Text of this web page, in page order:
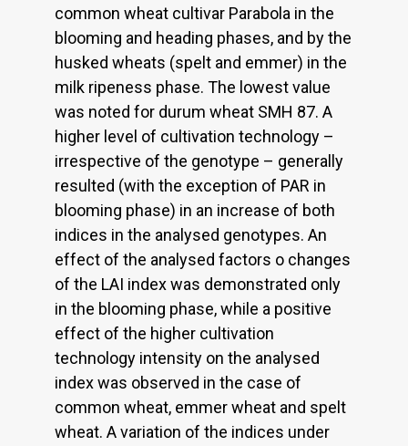
common wheat cultivar Parabola in the
blooming and heading phases, and by the
husked wheats (spelt and emmer) in the
milk ripeness phase. The lowest value
was noted for durum wheat SMH 87. A
higher level of cultivation technology –
irrespective of the genotype – generally
resulted (with the exception of PAR in
blooming phase) in an increase of both
indices in the analysed genotypes. An
effect of the analysed factors o changes
of the LAI index was demonstrated only
in the blooming phase, while a positive
effect of the higher cultivation
technology intensity on the analysed
index was observed in the case of
common wheat, emmer wheat and spelt
wheat. A variation of the indices under